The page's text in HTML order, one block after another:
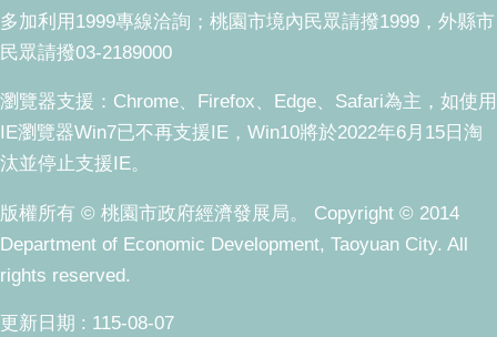
多加利用1999專線洽詢；桃園市境內民眾請撥1999，外縣市
民眾請撥03-2189000
瀏覽器支援：Chrome、Firefox、Edge、Safari為主，如使用
IE瀏覽器Win7已不再支援IE，Win10將於2022年6月15日淘
汰並停止支援IE。
版權所有 © 桃園市政府經濟發展局。 Copyright © 2014
Department of Economic Development, Taoyuan City. All
rights reserved.
更新日期 115-08-07